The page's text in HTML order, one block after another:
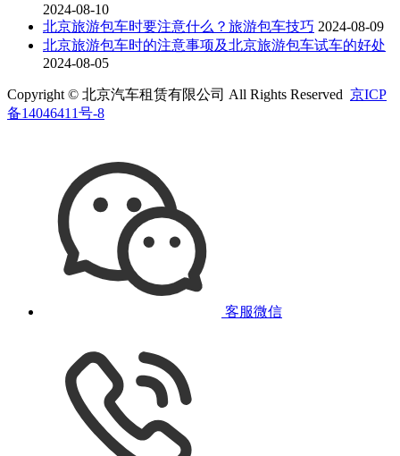
2024-08-10
北京旅游包车时要注意什么？旅游包车技巧 2024-08-09
北京旅游包车时的注意事项及北京旅游包车试车的好处
2024-08-05
Copyright © 北京汽车租赁有限公司 All Rights Reserved 京ICP
备14046411号-8
客服微信